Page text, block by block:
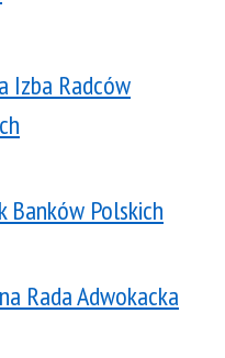
Izba Radców
Banków Polskich
Rada Adwokacka